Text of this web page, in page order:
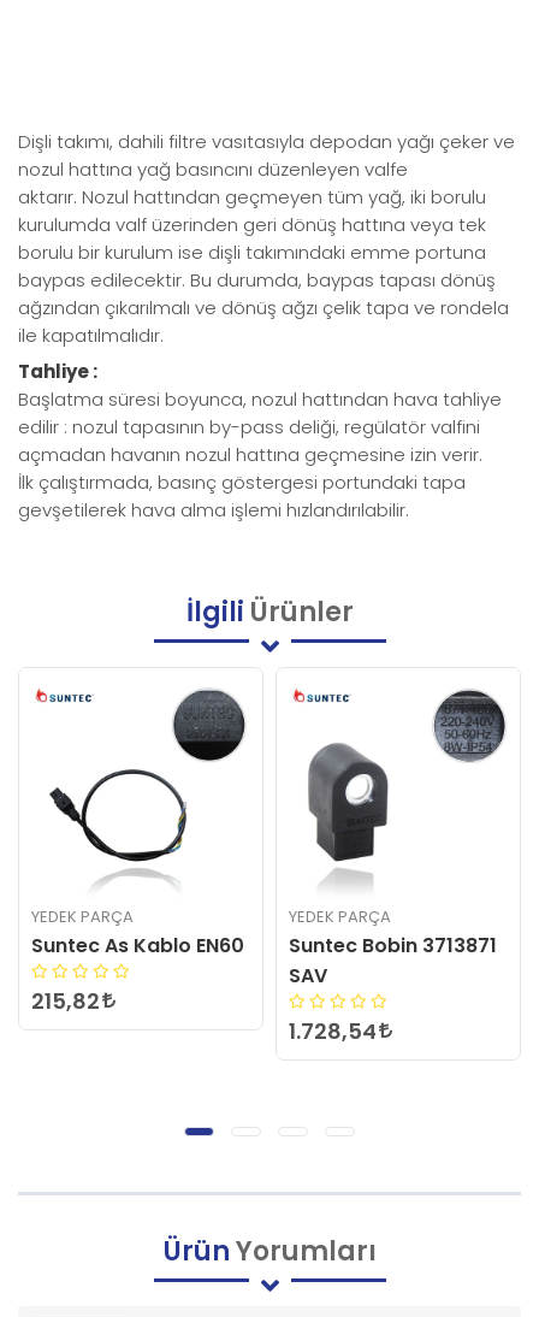
Dişli takımı, dahili filtre vasıtasıyla depodan yağı çeker ve
nozul hattına yağ basıncını düzenleyen valfe
aktarır. Nozul hattından geçmeyen tüm yağ, iki borulu
kurulumda valf üzerinden geri dönüş hattına veya tek
borulu bir kurulum ise dişli takımındaki emme portuna
baypas edilecektir. Bu durumda, baypas tapası dönüş
ağzından çıkarılmalı ve dönüş ağzı çelik tapa ve rondela
ile kapatılmalıdır.
Tahliye :
Başlatma süresi boyunca, nozul hattından hava tahliye
edilir : nozul tapasının by-pass deliği, regülatör valfini
açmadan havanın nozul hattına geçmesine izin verir.
İlk çalıştırmada, basınç göstergesi portundaki tapa
gevşetilerek hava alma işlemi hızlandırılabilir.
İlgili Ürünler
YEDEK PARÇA
Suntec As Kablo EN60
215,82
YEDEK PARÇA
Suntec Bobin 3713871
SAV
1.728,54
ÜrünYorumları